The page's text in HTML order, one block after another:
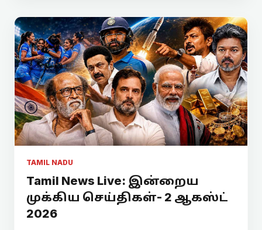
TAMIL NADU
Tamil News Live: இன்றைய
முக்கிய செய்திகள்- 2 ஆகஸ்ட்
2026